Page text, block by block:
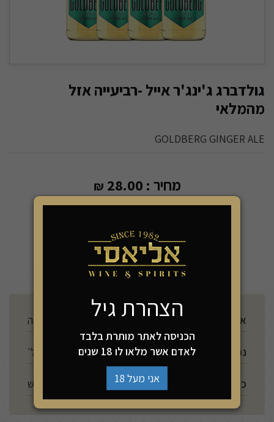
גולדברג ג'ינג'ר אייל -רביעייה אזל
מהמלאי
GOLDBERG GINGER ALE
מחיר : 28.00
₪
להזמנה
ארץ ייצור גרמניה
נפח
כשרות יש
הצהרת גיל
הכניסה לאתר מותרת בלבד
לאדם אשר מלאו לו 18 שנים
אני מעל 18